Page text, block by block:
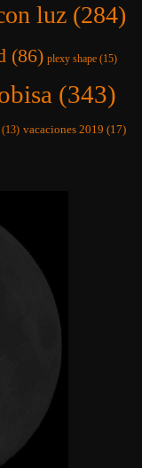
luz (284)
(86) plexy shape (15)
(343)
(13) vacaciones 2019 (17)